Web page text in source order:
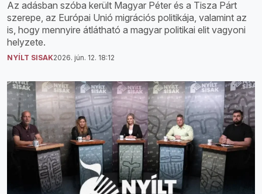
Az adásban szóba került Magyar Péter és a Tisza Párt
szerepe, az Európai Unió migrációs politikája, valamint az
is, hogy mennyire átlátható a magyar politikai elit vagyoni
helyzete.
NYÍLT SISAK2026. jún. 12. 18:12